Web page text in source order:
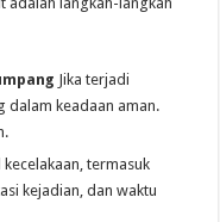
Jika terjadi
dalam keadaan aman.
termasuk
kejadian, dan waktu